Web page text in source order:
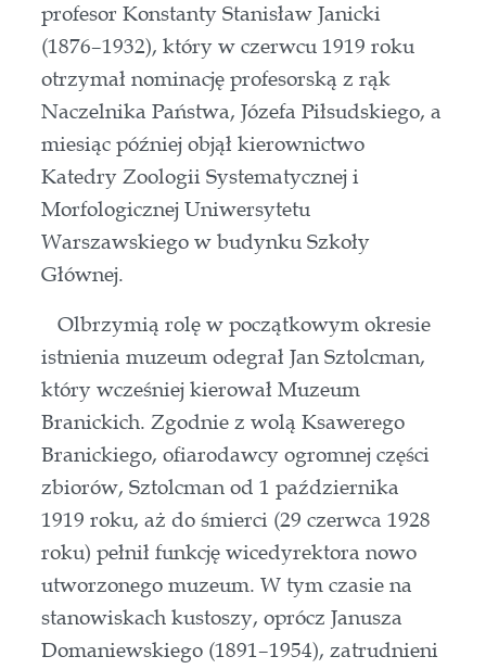
profesor Konstanty Stanisław Janicki
(1876–1932), który w czerwcu 1919 roku
otrzymał nominację profesorską z rąk
Naczelnika Państwa, Józefa Piłsudskiego, a
miesiąc później objął kierownictwo
Katedry Zoologii Systematycznej i
Morfologicznej Uniwersytetu
Warszawskiego w budynku Szkoły
Głównej.
Olbrzymią rolę w początkowym okresie
istnienia muzeum odegrał Jan Sztolcman,
który wcześniej kierował Muzeum
Branickich. Zgodnie z wolą Ksawerego
Branickiego, ofiarodawcy ogromnej części
zbiorów, Sztolcman od 1 października
1919 roku, aż do śmierci (29 czerwca 1928
roku) pełnił funkcję wicedyrektora nowo
utworzonego muzeum. W tym czasie na
stanowiskach kustoszy, oprócz Janusza
Domaniewskiego (1891–1954), zatrudnieni